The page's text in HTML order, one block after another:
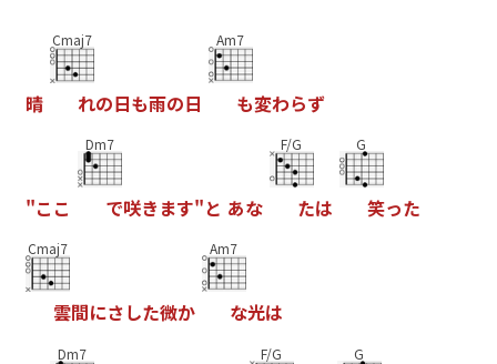
晴
Cmaj7
れの日も雨の日
Am7
も変わらず
"こ こ
Dm7
で咲き ます"と あな
F/G
たは
G
笑った
Cmaj7
雲間にさした微か
Am7
な光は
Dm7 F/G G